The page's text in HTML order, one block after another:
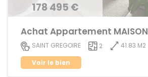
178 495 €
SAINT GREGOIRE 2
41.83 M2
Voir le bien